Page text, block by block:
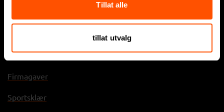
Tillat alle
tillat utvalg
Displayartikler
Firmagaver
Sportsklær